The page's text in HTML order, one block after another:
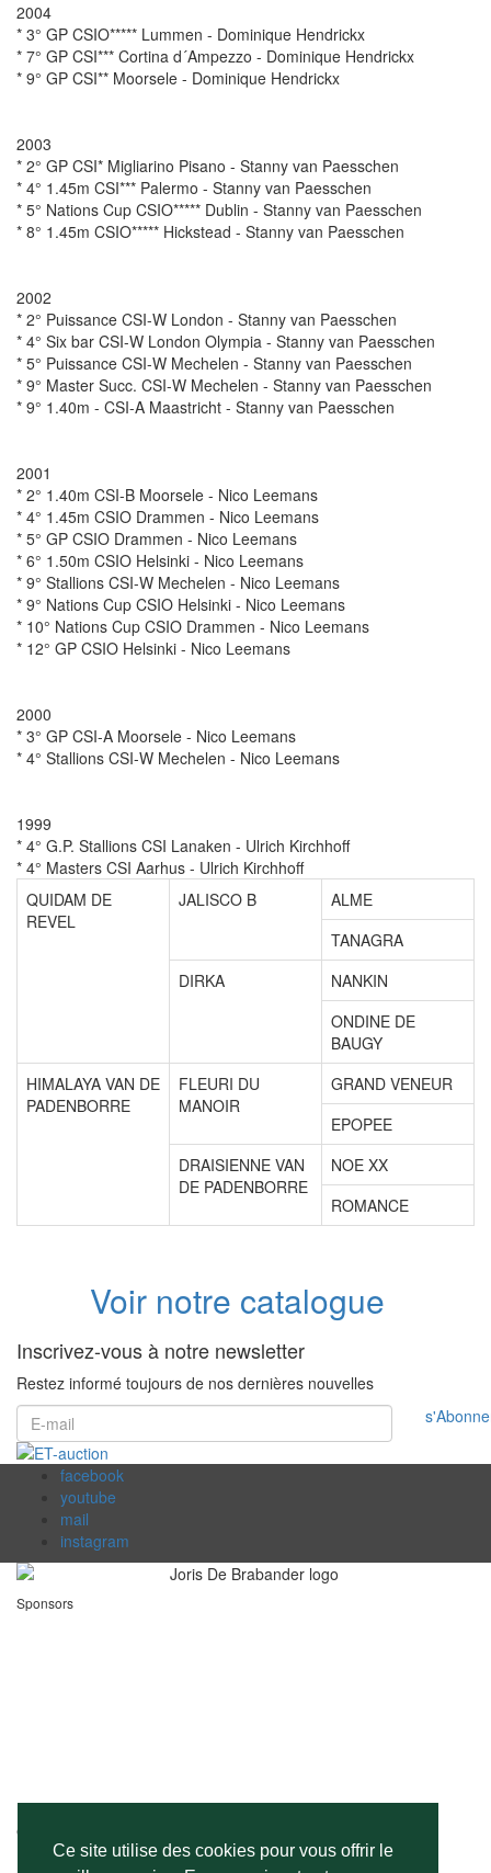
Ce site utilise des cookies pour vous offrir le
2004
* 3° GP CSIO***** Lummen - Dominique Hendrickx
* 7° GP CSI*** Cortina d´Ampezzo - Dominique Hendrickx
* 9° GP CSI** Moorsele - Dominique Hendrickx
2003
* 2° GP CSI* Migliarino Pisano - Stanny van Paesschen
* 4° 1.45m CSI*** Palermo - Stanny van Paesschen
* 5° Nations Cup CSIO***** Dublin - Stanny van Paesschen
* 8° 1.45m CSIO***** Hickstead - Stanny van Paesschen
2002
* 2° Puissance CSI-W London - Stanny van Paesschen
* 4° Six bar CSI-W London Olympia - Stanny van Paesschen
* 5° Puissance CSI-W Mechelen - Stanny van Paesschen
* 9° Master Succ. CSI-W Mechelen - Stanny van Paesschen
* 9° 1.40m - CSI-A Maastricht - Stanny van Paesschen
2001
* 2° 1.40m CSI-B Moorsele - Nico Leemans
* 4° 1.45m CSIO Drammen - Nico Leemans
* 5° GP CSIO Drammen - Nico Leemans
* 6° 1.50m CSIO Helsinki - Nico Leemans
* 9° Stallions CSI-W Mechelen - Nico Leemans
* 9° Nations Cup CSIO Helsinki - Nico Leemans
* 10° Nations Cup CSIO Drammen - Nico Leemans
* 12° GP CSIO Helsinki - Nico Leemans
2000
* 3° GP CSI-A Moorsele - Nico Leemans
* 4° Stallions CSI-W Mechelen - Nico Leemans
1999
* 4° G.P. Stallions CSI Lanaken - Ulrich Kirchhoff
* 4° Masters CSI Aarhus - Ulrich Kirchhoff
QUIDAM DE
REVEL
JALISCO B
ALME
TANAGRA
DIRKA
NANKIN
ONDINE DE
BAUGY
HIMALAYA VAN DE
PADENBORRE
FLEURI DU
MANOIR
GRAND VENEUR
EPOPEE
DRAISIENNE VAN
DE PADENBORRE
NOE XX
ROMANCE
Voir notre catalogue
Inscrivez-vous à notre newsletter
Restez informé toujours de nos dernières nouvelles
facebook
youtube
mail
instagram
Sponsors
Contact
Galgstraat 17, 9100 Sint-Niklaas